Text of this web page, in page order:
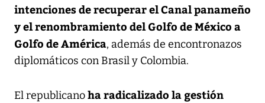
intenciones de recuperar el Canal panameño
y el renombramiento del Golfo de México a
Golfo de América, además de encontronazos
diplomáticos con Brasil y Colombia.
El republicanoha radicalizado la gestión